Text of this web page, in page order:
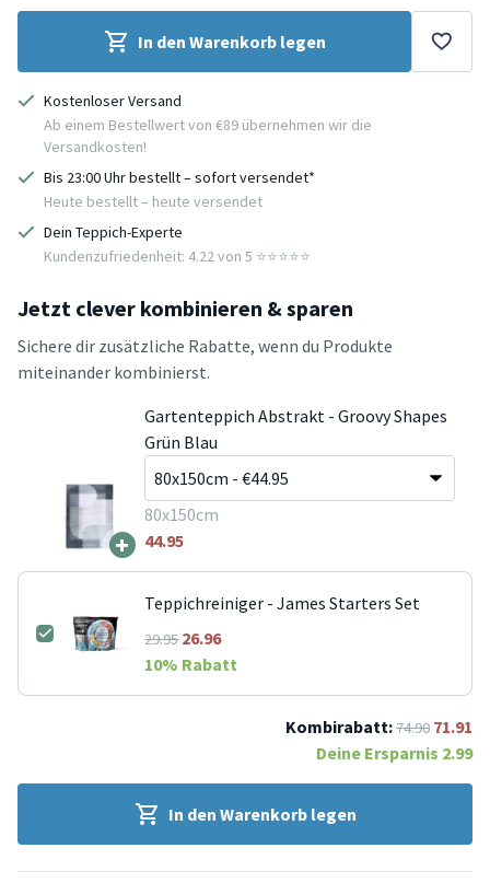
In den Warenkorb legen
Kostenloser Versand
Ab einem Bestellwert von €89 übernehmen wir die
Versandkosten!
Bis 23:00 Uhr bestellt – sofort versendet*
Heute bestellt – heute versendet
Dein Teppich-Experte
Kundenzufriedenheit: 4.22 von 5 ⭐️⭐️⭐️⭐️⭐️
Jetzt clever kombinieren & sparen
Sichere dir zusätzliche Rabatte, wenn du Produkte
miteinander kombinierst.
+
Gartenteppich Abstrakt - Groovy Shapes
Grün Blau
80x150cm
44.95
Teppichreiniger - James Starters Set
29.9526.96
10% Rabatt
Kombirabatt:74.90 71.91
Deine Ersparnis 2.99
In den Warenkorb legen